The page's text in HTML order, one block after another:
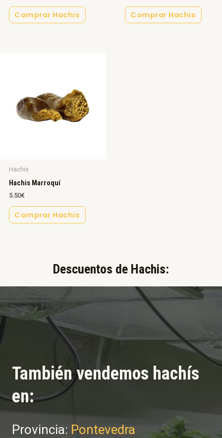
Comprar Hachis Comprar Hachis
Hachis
Hachis Marroquí
5.50€
Comprar Hachis
Descuentos de Hachis:​
También vendemos hachís
en:
Provincia: Pontevedra